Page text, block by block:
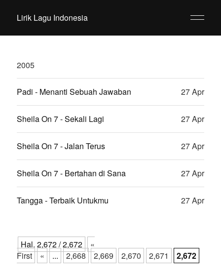
Lirik Lagu Indonesia
2005
Padi - Menanti Sebuah Jawaban 27 Apr
Sheila On 7 - Sekali Lagi 27 Apr
Sheila On 7 - Jalan Terus 27 Apr
Sheila On 7 - Bertahan di Sana 27 Apr
Tangga - Terbaik Untukmu 27 Apr
Hal. 2,672 / 2,672
«
First
« ... 2,668 2,669 2,670 2,671 2,672